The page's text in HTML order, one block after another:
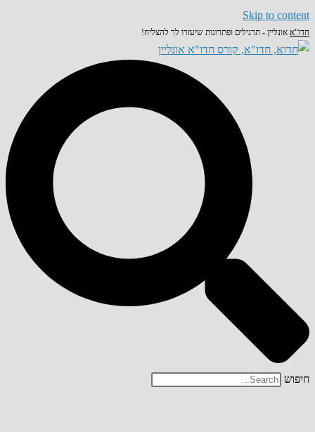
Skip to content
חדו"א אונליין - תרגילים ופתרונות שיעזרו לך להצליח!
חיפוש